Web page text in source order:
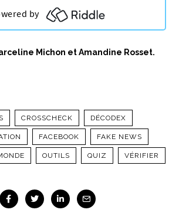
Michon et Amandine Rosset.
CROSSCHECK DÉCODEX
FACEBOOK FAKE NEWS
OUTILS QUIZ VÉRIFIER